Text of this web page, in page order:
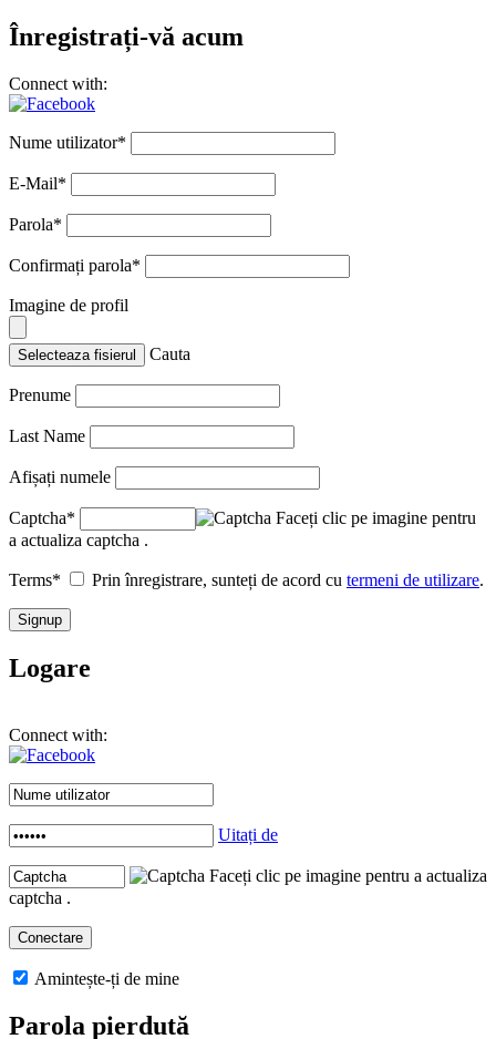
Înregistrați-vă acum
Connect with:
Nume utilizator*
E-Mail*
Parola*
Confirmați parola*
Imagine de profil
Selecteaza fisierul Cauta
Prenume
Last Name
Afișați numele
Captcha*
Faceți clic pe imagine pentru
a actualiza captcha .
Terms* Prin înregistrare, sunteți de acord cu termeni de utilizare.
Logare
Connect with:
Uitați de
Faceți clic pe imagine pentru a actualiza
captcha .
Amintește-ți de mine
Parola pierdută